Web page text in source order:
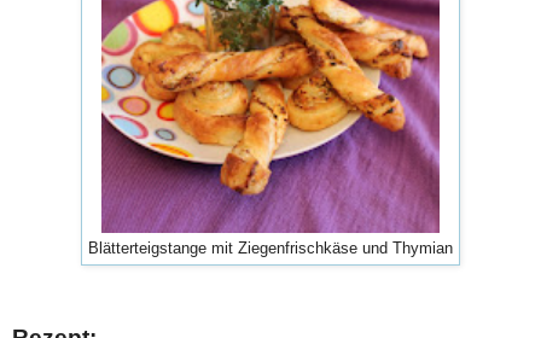
Blätterteigstange mit Ziegenfrischkäse und Thymian